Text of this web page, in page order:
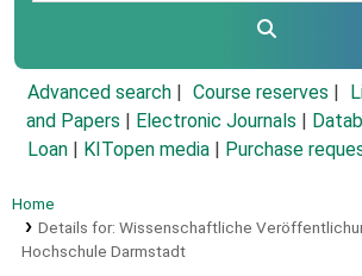
Advanced search Course reserves
and Papers
Electronic Journals
Loan
KITopen media Purchase
Home
Details for: Wissenschaftliche
Hochschule Darmstadt